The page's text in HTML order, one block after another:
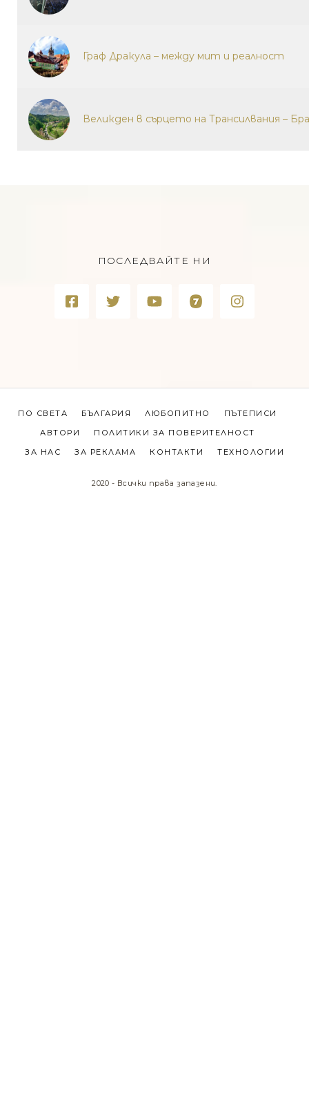
Граф Дракула – между мит и реалност
Великден в сърцето на Трансилвания –
ПОСЛЕДВАЙТЕ НИ
ПО СВЕТА БЪЛГАРИЯ ЛЮБОПИТНО
ПЪТЕПИСИ
АВТОРИ
ПОЛИТИКИ ЗА ПОВЕРИТЕЛНОСТ
ЗА НАС
ЗА РЕКЛАМА КОНТАКТИ ТЕХНОЛОГИИ
2020 - Всички права запазени.